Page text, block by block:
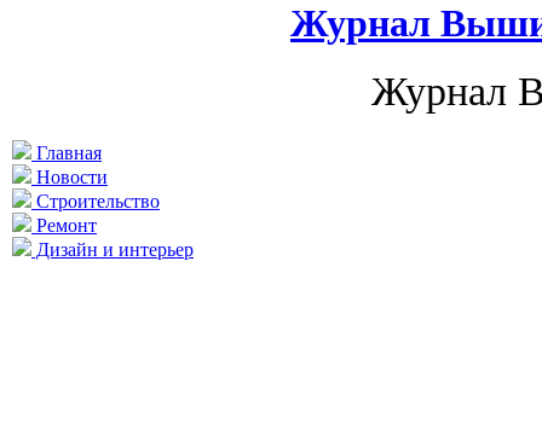
Главная
Новости
Строительство
Ремонт
Дизайн и интерьер
Журнал
Журнал